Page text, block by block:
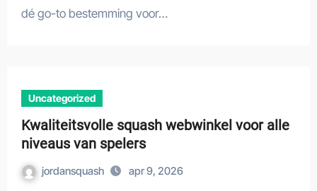
dé go-to bestemming voor…
Uncategorized
Kwaliteitsvolle squash webwinkel voor alle
niveaus van spelers
jordansquash apr 9, 2026